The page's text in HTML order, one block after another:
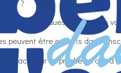
?
elles suspendues pendant les
peuvent être compris dans
par un proche en cas